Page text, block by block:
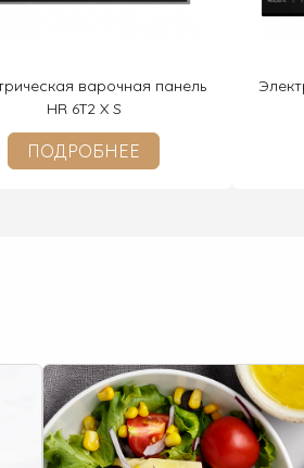
варочная панель
HR 6T2 X S
ПОДРОБНЕЕ